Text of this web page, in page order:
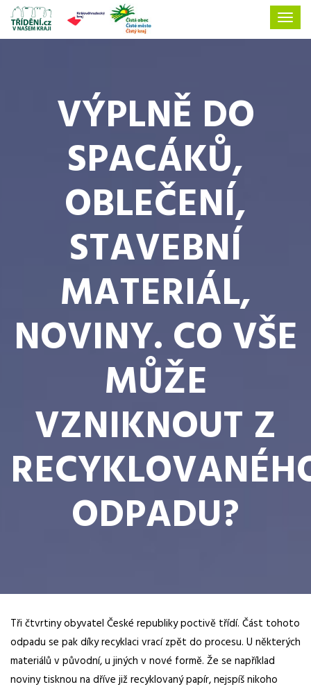
VÝPLNĚ DO
SPACÁKŮ,
OBLEČENÍ,
STAVEBNÍ
MATERIÁL,
NOVINY. CO VŠE
MŮŽE
VZNIKNOUT Z
ODPADU?
Tři čtvrtiny obyvatel České republiky poctivě třídí. Část tohoto
odpadu se pak díky recyklaci vrací zpět do procesu. U některých
materiálů v původní, u jiných v nové formě. Že se například
noviny tisknou na dříve již recyklovaný papír, nejspíš nikoho